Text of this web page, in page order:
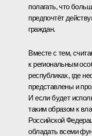
полагать, что
предпочтёт
граждан.
Вместе с тем,
к региональным
республиках, где
представлены и
И если будет
таким образом к
Российской
обладать всеми